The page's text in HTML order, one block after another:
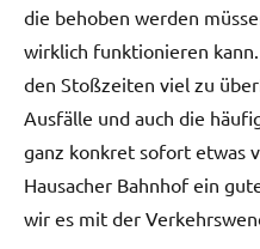
die behoben werden
wirklich funktionieren
den Stoßzeiten viel zu
Ausfälle und auch die
ganz konkret sofort etwas
Hausacher Bahnhof ein
wir es mit der